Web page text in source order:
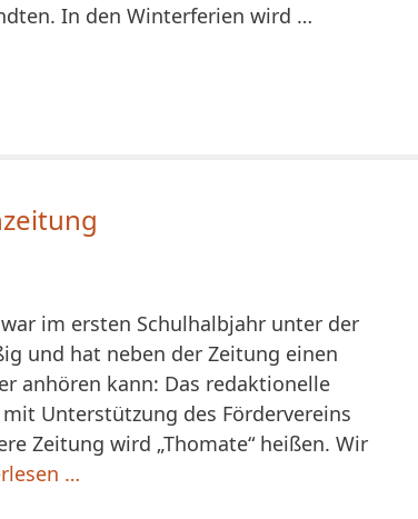
In den Winterferien wird …
im ersten Schulhalbjahr unter der
und hat neben der Zeitung einen
anhören kann: Das redaktionelle
Unterstützung des Fördervereins
Zeitung wird „Thomate“ heißen. Wir
…